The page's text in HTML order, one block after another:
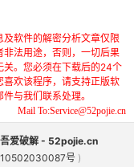
软件的解密分析文章仅限
法用途，否则，一切后果
关。您必须在下载后的24个
欢该程序，请支持正版软
与我们联系处理。
Mail To:Service@52pojie.cn
吾爱破解 - 52pojie.cn
号 )